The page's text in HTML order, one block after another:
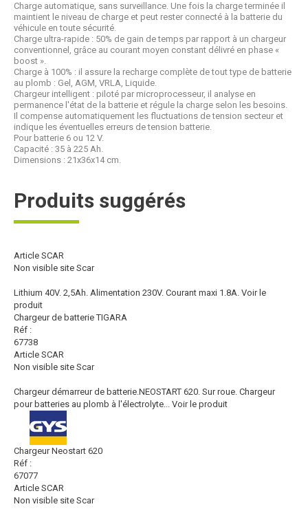
Charge automatique, sans surveillance. Une fois la charge terminée il
maintient le niveau de charge et peut rester connecté à la batterie du
véhicule en toute sécurité.
Charge ultra-rapide : 50% de gain de temps par rapport à un chargeur
conventionnel, grâce au courant moyen constant délivré en phase «
boost ».
Charge à 100% : il assure la recharge complète de tout type de batterie
au plomb : Gel, AGM, VRLA, Liquide.
Chargeur intelligent : piloté par microprocesseur, il analyse en
permanence l'état de la batterie et régule la charge selon les besoins.
Il compense automatiquement les fluctuations de tension secteur et
indique les éventuelles erreurs de tension batterie.
Pour batterie 6 ou 12 V.
Capacité : 35 à 225 Ah.
Dimensions : 21x36x14 cm.
Produits suggérés
Article SCAR
Non visible site Scar
Lithium 40V. 2,5Ah. Alimentation 230V. Courant maxi 1.8A. Voir le
produit
Chargeur de batterie TIGARA
Réf :
67738
Article SCAR
Non visible site Scar
Chargeur démarreur de batterie.NEOSTART 620. Sur roue. Chargeur
pour batteries au plomb à l'électrolyte... Voir le produit
Chargeur Neostart 620
Réf :
67077
Article SCAR
Non visible site Scar